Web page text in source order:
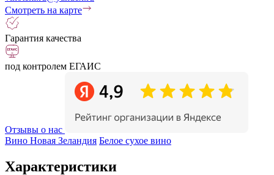
Смотреть на карте
Гарантия качества
под контролем ЕГАИС
Отзывы о нас
Вино Новая Зеландия Белое сухое вино
Характеристики